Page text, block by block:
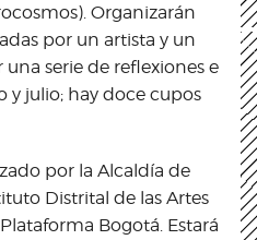
Organizarán
por un artista y un
serie de reflexiones e
y julio; hay doce cupos
por la Alcaldía de
Distrital de las Artes
Bogotá. Estará